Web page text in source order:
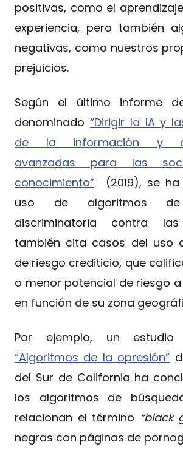
positivas, como el
experiencia, pero también
negativas, como nuestros
prejuicios.
Según el último informe
denominado “Dirigir la IA y
de la información y
avanzadas para las
conocimiento” (2019), se
uso de algoritmos de
discriminatoria contra
también cita casos del uso
de riesgo crediticio, que
o menor potencial de riesgo
en función de su zona
Por ejemplo, un estudio
“Algoritmos de la opresión”
del Sur de California ha
los algoritmos de
relacionan el término “black
negras con páginas de